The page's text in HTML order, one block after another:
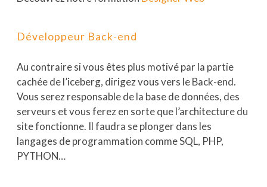
Développeur Back-end
Au contraire si vous êtes plus motivé par la partie
cachée de l’iceberg, dirigez vous vers le Back-end.
Vous serez responsable de la base de données, des
serveurs et vous ferez en sorte que l’architecture du
site fonctionne. Il faudra se plonger dans les
langages de programmation comme SQL, PHP,
PYTHON…